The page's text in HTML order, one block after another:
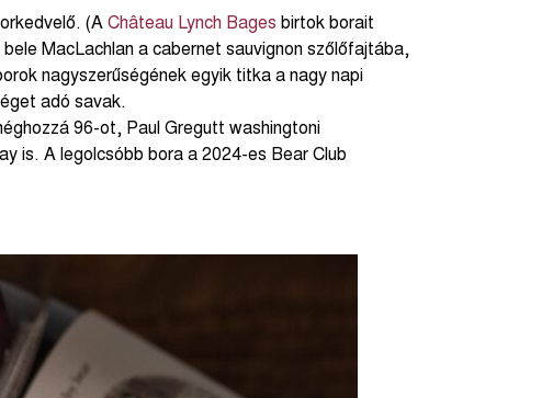
(A Château Lynch Bages birtok borait
MacLachlan a cabernet sauvignon szőlőfajtába,
nagyszerűségének egyik titka a nagy napi
adó savak.
96-ot, Paul Gregutt washingtoni
is. A legolcsóbb bora a 2024-es Bear Club